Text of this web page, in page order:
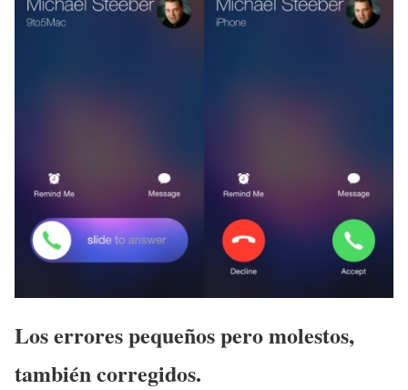
Los errores pequeños pero molestos,
también corregidos.